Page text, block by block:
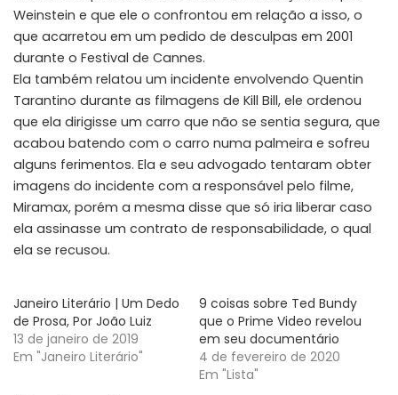
Weinstein e que ele o confrontou em relação a isso, o
que acarretou em um pedido de desculpas em 2001
durante o Festival de Cannes.
Ela também relatou um incidente envolvendo Quentin
Tarantino durante as filmagens de Kill Bill, ele ordenou
que ela dirigisse um carro que não se sentia segura, que
acabou batendo com o carro numa palmeira e sofreu
alguns ferimentos. Ela e seu advogado tentaram obter
imagens do incidente com a responsável pelo filme,
Miramax, porém a mesma disse que só iria liberar caso
ela assinasse um contrato de responsabilidade, o qual
ela se recusou.
Janeiro Literário | Um Dedo
de Prosa, Por João Luiz
13 de janeiro de 2019
Em "Janeiro Literário"
9 coisas sobre Ted Bundy
que o Prime Video revelou
em seu documentário
4 de fevereiro de 2020
Em "Lista"